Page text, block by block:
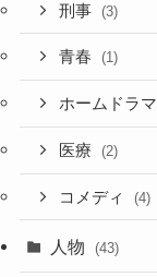
刑事 (3)
青春 (1)
ホームドラマ
医療 (2)
コメディ (4)
人物 (43)